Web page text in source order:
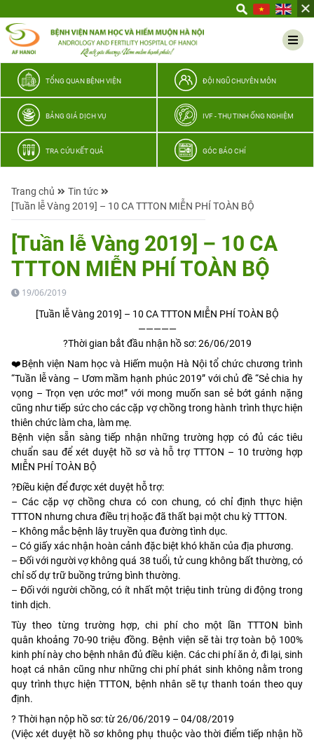
thương
TỔNG QUAN BỆNH VIỆN ĐỘI NGŨ CHUYÊN MÔN
BẢNG GIÁ DỊCH VỤ IVF - THỤ TINH ỐNG NGHIỆM
TRA CỨU KẾT QUẢ GÓC BÁO CHÍ
Trang chủ
Tin tức
[Tuần lễ Vàng 2019] – 10 CA TTTON MIỄN PHÍ TOÀN BỘ
[Tuần lễ Vàng 2019] – 10 CA
TTTON MIỄN PHÍ TOÀN BỘ
19/06/2019
[Tuần lễ Vàng 2019] – 10 CA TTTON MIỄN PHÍ TOÀN BỘ
—————
?Thời gian bắt đầu nhận hồ sơ: 26/06/2019
❤️Bệnh viện Nam học và Hiếm muộn Hà Nội tổ chức chương trình
“Tuần lễ vàng – Ươm mầm hạnh phúc 2019” với chủ đề “Sẻ chia hy
vọng – Trọn vẹn ước mơ!” với mong muốn san sẻ bớt gánh nặng
cũng như tiếp sức cho các cặp vợ chồng trong hành trình thực hiện
thiên chức làm cha, làm mẹ.
Bệnh viện sẵn sàng tiếp nhận những trường hợp có đủ các tiêu
chuẩn sau để xét duyệt hồ sơ và hỗ trợ TTTON – 10 trường hợp
MIỄN PHÍ TOÀN BỘ
?Điều kiện để được xét duyệt hỗ trợ:
– Các cặp vợ chồng chưa có con chung, có chỉ định thực hiện
TTTON nhưng chưa điều trị hoặc đã thất bại một chu kỳ TTTON.
– Không mắc bệnh lây truyền qua đường tình dục.
– Có giấy xác nhận hoàn cảnh đặc biệt khó khăn của địa phương.
– Đối với người vợ không quá 38 tuổi, tử cung không bất thường, có
chỉ số dự trữ buồng trứng bình thường.
– Đối với người chồng, có ít nhất một triệu tinh trùng di động trong
tinh dịch.
Tùy theo từng trường hợp, chi phí cho một lần TTTON bình
quân khoảng 70-90 triệu đồng. Bệnh viện sẽ tài trợ toàn bộ 100%
kinh phí này cho bệnh nhân đủ điều kiện. Các chi phí ăn ở, đi lại, sinh
hoạt cá nhân cũng như những chi phí phát sinh không nằm trong
quy trình thực hiện TTTON, bệnh nhân sẽ tự thanh toán theo quy
định.
? Thời hạn nộp hồ sơ: từ 26/06/2019 – 04/08/2019
(Việc xét duyệt hồ sơ không phụ thuộc vào thời điểm tiếp nhận hồ